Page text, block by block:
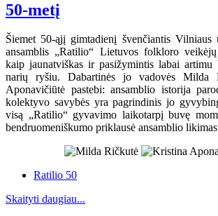
50-metį
Šiemet 50-ąjį gimtadienį švenčiantis Vilniaus
ansamblis „Ratilio“ Lietuvos folkloro
kaip jaunatviškas ir pasižymintis labai
narių ryšiu. Dabartinės jo vadovės Milda
Aponavičiūtė pastebi: ansamblio istorija
kolektyvo savybės yra pagrindinis jo
visą „Ratilio“ gyvavimo laikotarpį buvę
bendruomeniškumo priklausė ansamblio
Ratilio 50
Skaityti daugiau...